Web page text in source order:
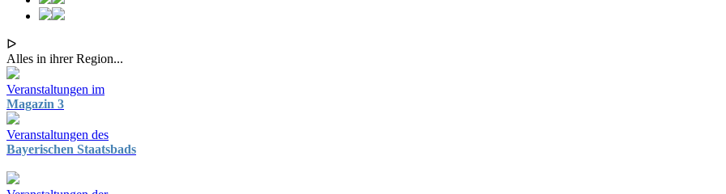
ᐅ
Alles in ihrer Region...
Veranstaltungen im
Magazin 3
Veranstaltungen des
Bayerischen Staatsbads